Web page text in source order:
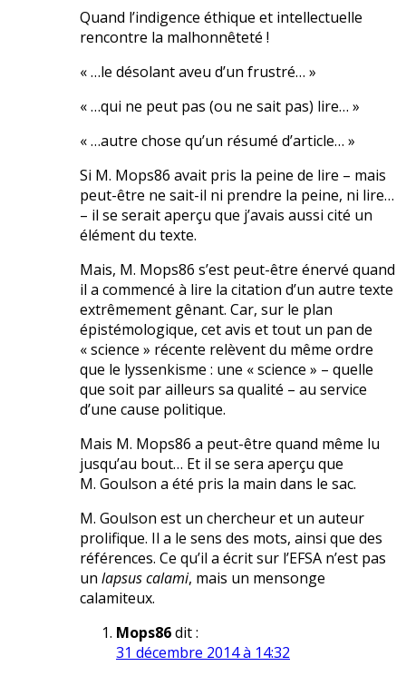
Quand l’indigence éthique et intellectuelle
rencontre la malhonnêteté !
« …le désolant aveu d’un frustré… »
« …qui ne peut pas (ou ne sait pas) lire… »
« …autre chose qu’un résumé d’article… »
Si M. Mops86 avait pris la peine de lire – mais
peut-être ne sait-il ni prendre la peine, ni lire…
– il se serait aperçu que j’avais aussi cité un
élément du texte.
Mais, M. Mops86 s’est peut-être énervé quand
il a commencé à lire la citation d’un autre texte
extrêmement gênant. Car, sur le plan
épistémologique, cet avis et tout un pan de
« science » récente relèvent du même ordre
que le lyssenkisme : une « science » – quelle
que soit par ailleurs sa qualité – au service
d’une cause politique.
Mais M. Mops86 a peut-être quand même lu
jusqu’au bout… Et il se sera aperçu que
M. Goulson a été pris la main dans le sac.
M. Goulson est un chercheur et un auteur
prolifique. Il a le sens des mots, ainsi que des
références. Ce qu’il a écrit sur l’EFSA n’est pas
un lapsus calami, mais un mensonge
calamiteux.
Mops86dit :
31 décembre 2014 à 14:32